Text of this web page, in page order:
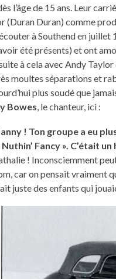
l’âge de 15 ans. Leur
(Duran Duran) comme
à Southend en juillet
été présents) et ont
à cela avec Andy
moultes séparations et
plus soudé que
Bowes, le chanteur, ici :
! Ton groupe a eu
Fancy ». C’était
! Inconsciemment
car on pensait vraiment
juste des enfants qui